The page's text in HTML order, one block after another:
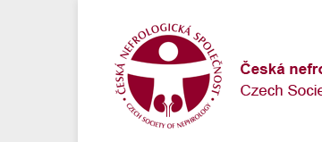
k
navigaci
Přejít
na
obsah
Přejít